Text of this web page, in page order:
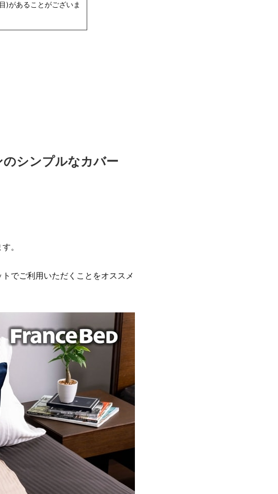
)があることがございま
シンプルなカバー
。
でご利用いただくことをオススメ